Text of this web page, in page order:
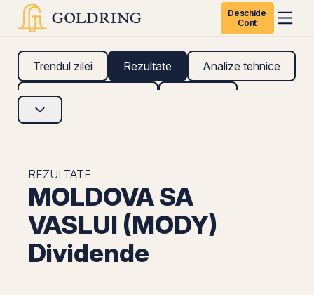
Deschide
Cont
Trendul zilei Rezultate Analize tehnice
Analize fundamentale
REZULTATE
MOLDOVA SA
VASLUI (MODY)
Dividende